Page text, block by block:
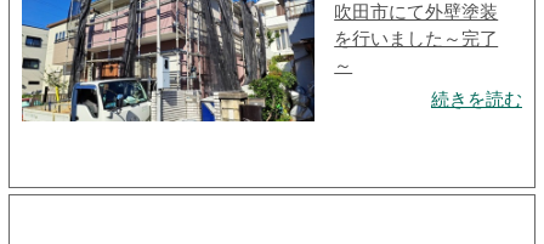
吹田市にて外壁塗装
を行いました～完了
～
続きを読む